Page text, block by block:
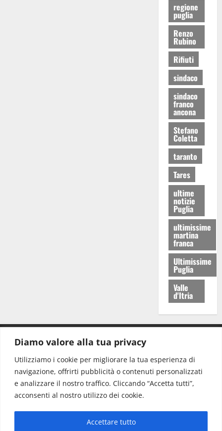
Diamo valore alla tua privacy
Utilizziamo i cookie per migliorare la tua esperienza di
navigazione, offrirti pubblicità o contenuti personalizzati
e analizzare il nostro traffico. Cliccando “Accetta tutti”,
acconsenti al nostro utilizzo dei cookie.
Accettare tutto
regione
puglia
Renzo
Rubino
Rifiuti
sindaco
sindaco
franco
ancona
Stefano
Coletta
taranto
Tares
ultime
notizie
Puglia
ultimissime
martina
franca
Ultimissime
Puglia
Valle
d'Itria
Redazione: redazione@www.martinasera.it
Direttore:direttore@www.martinasera.it
Info & Commerciale:info@www.martinasera.it